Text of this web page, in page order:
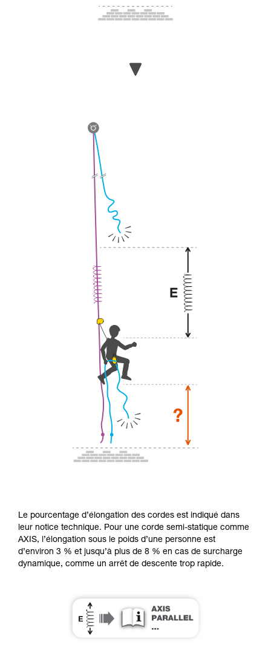
Le pourcentage d’élongation des cordes est indiqué dans
leur notice technique. Pour une corde semi-statique comme
AXIS, l’élongation sous le poids d’une personne est
d’environ 3 % et jusqu’à plus de 8 % en cas de surcharge
dynamique, comme un arrêt de descente trop rapide.